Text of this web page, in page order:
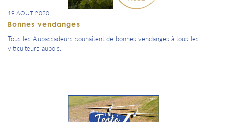
19 AOÛT 2020
Bonnes vendanges
Tous les Aubassadeurs souhaitent de bonnes vendanges à tous les
viticulteurs aubois.